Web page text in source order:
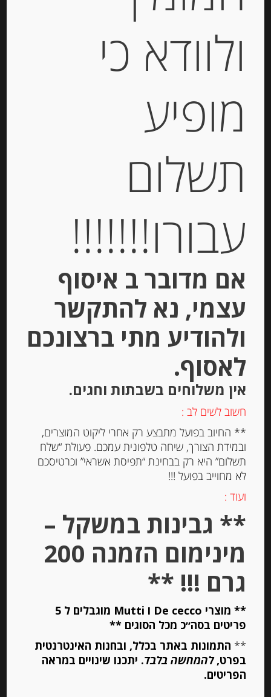
חומץ בלסמי מיושן בתוספת פטל אדום
חומץ בלסמי ממודנה עם ארומת
– Dolcebalsamico
-
₪73.00
מחיר ל 100מ"ל : 29.20 ש"ח
מחיר ל 100מ"ל : 29.20 ש"ח
יחידות
הוספה לסל
Out of
Stock
ולוודא כי
מופיע
תשלום
עבורו!!!!!!!
אם מדובר ב איסוף
עצמי, נא להתקשר
ולהודיע מתי ברצונכם
לאסוף.
אין משלוחים בשבתות וחגים.
חשוב לשים לב :
** החיוב בפועל מתבצע רק אחרי ליקוט המוצרים,
ובמידת הצורך, שיחה טלפונית עמכם. פעולת “שלח
תשלום” היא רק בבחינת “תפיסת אשראי” וכרטיסכם
לא מחוייב בפועל !!!
ועוד :
** גבינות במשקל –
מינימום הזמנה 200
גרם !!! **
** מוצרי De cecco ו Mutti מוגבלים ל 5
פריטים בסה״כ מכל הסוגים **
** התמונות באתר בכלל, ובחנות האינטרנטית
בפרט,להמחשה בלבד. יתכנו שינויים במראה
הפריטים.